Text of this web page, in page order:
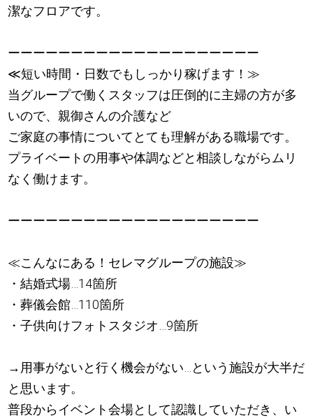
潔なフロアです。
ーーーーーーーーーーーーーーーーーーーー
≪短い時間・日数でもしっかり稼げます！≫
当グループで働くスタッフは圧倒的に主婦の方が多
いので、親御さんの介護など
ご家庭の事情についてとても理解がある職場です。
プライベートの用事や体調などと相談しながらムリ
なく働けます。
ーーーーーーーーーーーーーーーーーーーー
≪こんなにある！セレマグループの施設≫
・結婚式場…14箇所
・葬儀会館…110箇所
・子供向けフォトスタジオ…9箇所
→用事がないと行く機会がない…という施設が大半だ
と思います。
普段からイベント会場として認識していただき、い